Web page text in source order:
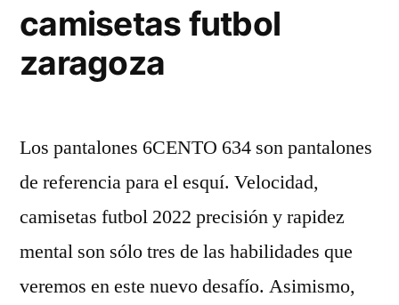
camisetas futbol
zaragoza
Los pantalones 6CENTO 634 son pantalones
de referencia para el esquí. Velocidad,
camisetas futbol 2022 precisión y rapidez
mental son sólo tres de las habilidades que
veremos en este nuevo desafío. Asimismo,